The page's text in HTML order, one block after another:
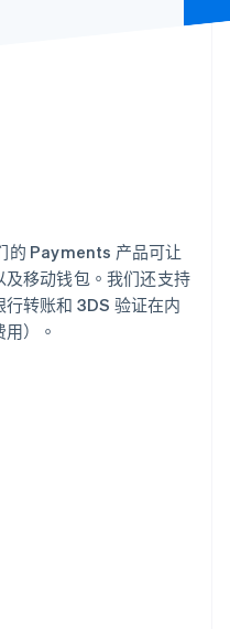
的 Payments 产品可让
移动钱包。我们还支持
转账和 3DS 验证在内
）。